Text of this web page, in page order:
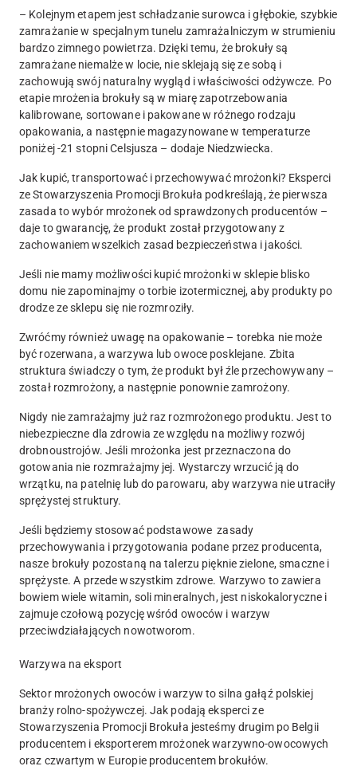
– Kolejnym etapem jest schładzanie surowca i głębokie, szybkie
zamrażanie w specjalnym tunelu zamrażalniczym w strumieniu
bardzo zimnego powietrza. Dzięki temu, że brokuły są
zamrażane niemalże w locie, nie sklejają się ze sobą i
zachowują swój naturalny wygląd i właściwości odżywcze. Po
etapie mrożenia brokuły są w miarę zapotrzebowania
kalibrowane, sortowane i pakowane w różnego rodzaju
opakowania, a następnie magazynowane w temperaturze
poniżej -21 stopni Celsjusza – dodaje Niedzwiecka.
Jak kupić, transportować i przechowywać mrożonki? Eksperci
ze Stowarzyszenia Promocji Brokuła podkreślają, że pierwsza
zasada to wybór mrożonek od sprawdzonych producentów –
daje to gwarancję, że produkt został przygotowany z
zachowaniem wszelkich zasad bezpieczeństwa i jakości.
Jeśli nie mamy możliwości kupić mrożonki w sklepie blisko
domu nie zapominajmy o torbie izotermicznej, aby produkty po
drodze ze sklepu się nie rozmroziły.
Zwróćmy również uwagę na opakowanie – torebka nie może
być rozerwana, a warzywa lub owoce posklejane. Zbita
struktura świadczy o tym, że produkt był źle przechowywany –
został rozmrożony, a następnie ponownie zamrożony.
Nigdy nie zamrażajmy już raz rozmrożonego produktu. Jest to
niebezpieczne dla zdrowia ze względu na możliwy rozwój
drobnoustrojów. Jeśli mrożonka jest przeznaczona do
gotowania nie rozmrażajmy jej. Wystarczy wrzucić ją do
wrzątku, na patelnię lub do parowaru, aby warzywa nie utraciły
sprężystej struktury.
Jeśli będziemy stosować podstawowe zasady
przechowywania i przygotowania podane przez producenta,
nasze brokuły pozostaną na talerzu pięknie zielone, smaczne i
sprężyste. A przede wszystkim zdrowe. Warzywo to zawiera
bowiem wiele witamin, soli mineralnych, jest niskokaloryczne i
zajmuje czołową pozycję wśród owoców i warzyw
przeciwdziałających nowotworom.
Warzywa na eksport
Sektor mrożonych owoców i warzyw to silna gałąź polskiej
branży rolno-spożywczej. Jak podają eksperci ze
Stowarzyszenia Promocji Brokuła jesteśmy drugim po Belgii
producentem i eksporterem mrożonek warzywno-owocowych
oraz czwartym w Europie producentem brokułów.